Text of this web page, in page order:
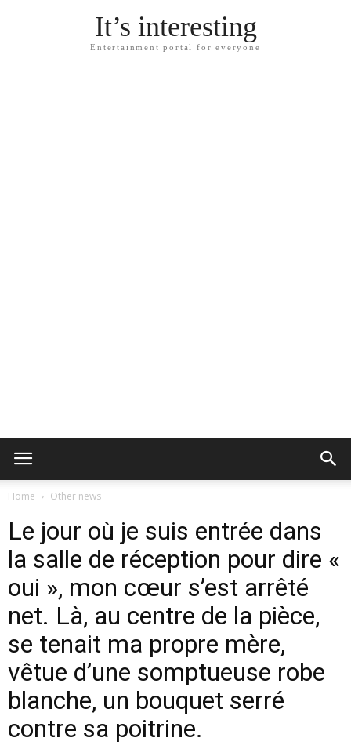
It’s interesting
Entertainment portal for everyone
Home Other news
Le jour où je suis entrée dans
la salle de réception pour dire «
oui », mon cœur s’est arrêté
net. Là, au centre de la pièce,
se tenait ma propre mère,
vêtue d’une somptueuse robe
blanche, un bouquet serré
contre sa poitrine.